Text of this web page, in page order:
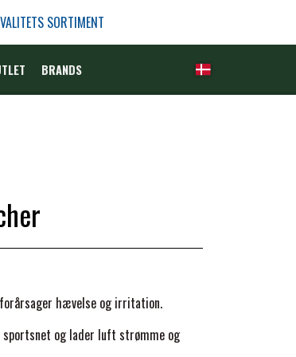
SORTIMENT
BRANDS
hævelse og irritation.
og lader luft strømme og